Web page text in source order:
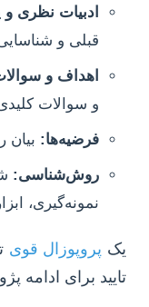
ادبیات نظری
قبلی و
اهداف و
و سوالات
فرضیه‌ها: بیان
روش‌شناسی:
نمونه‌گیری،
یک پروپوزال قوی
تایید برای ادامه